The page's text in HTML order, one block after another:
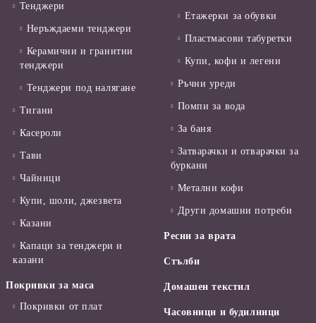
Тенджери
Неръждаеми тенджери
Керамични и гранитни
тенджери
Тенджери под налягане
Тигани
Касероли
Тави
Чайници
Купи, шоли, джезвета
Казани
Капаци за тенджери и
казани
Покривки за маса
Покривки от плат
Етажерки за обувки
Пластмасови табуретки
Купи, кофи и легени
Ръчни уреди
Помпи за вода
За баня
Затварачки и отварачки за
буркани
Метални кофи
Други домашни потреби
Ресни за врата
Стълби
Домашен текстил
Часовници и будилници